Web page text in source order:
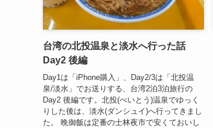
台湾の北投温泉と淡水へ行った話
Day2 後編
Day1は「iPhone購入」、Day2/3は「北投温
泉/淡水」でお送りする、台湾2泊3泊旅行の
Day2 後編です。北投(べいとう)温泉でゆっく
りした後は、淡水(ダンシュイ)へ行ってきまし
た。 晩御飯は定番の士林夜市で安くておいし